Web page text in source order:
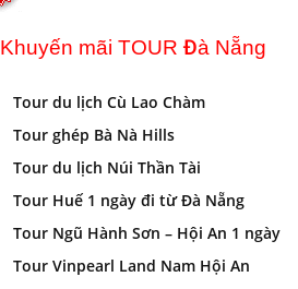
Khuyến mãi TOUR Đà Nẵng
Tour du lịch Cù Lao Chàm
Tour ghép Bà Nà Hills
Tour du lịch Núi Thần Tài
Tour Huế 1 ngày đi từ Đà Nẵng
Tour Ngũ Hành Sơn – Hội An 1 ngày
Tour Vinpearl Land Nam Hội An